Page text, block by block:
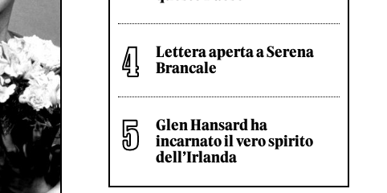
Lettera aperta a Serena
Brancale
Glen Hansard ha
incarnato il vero spirito
dell’Irlanda